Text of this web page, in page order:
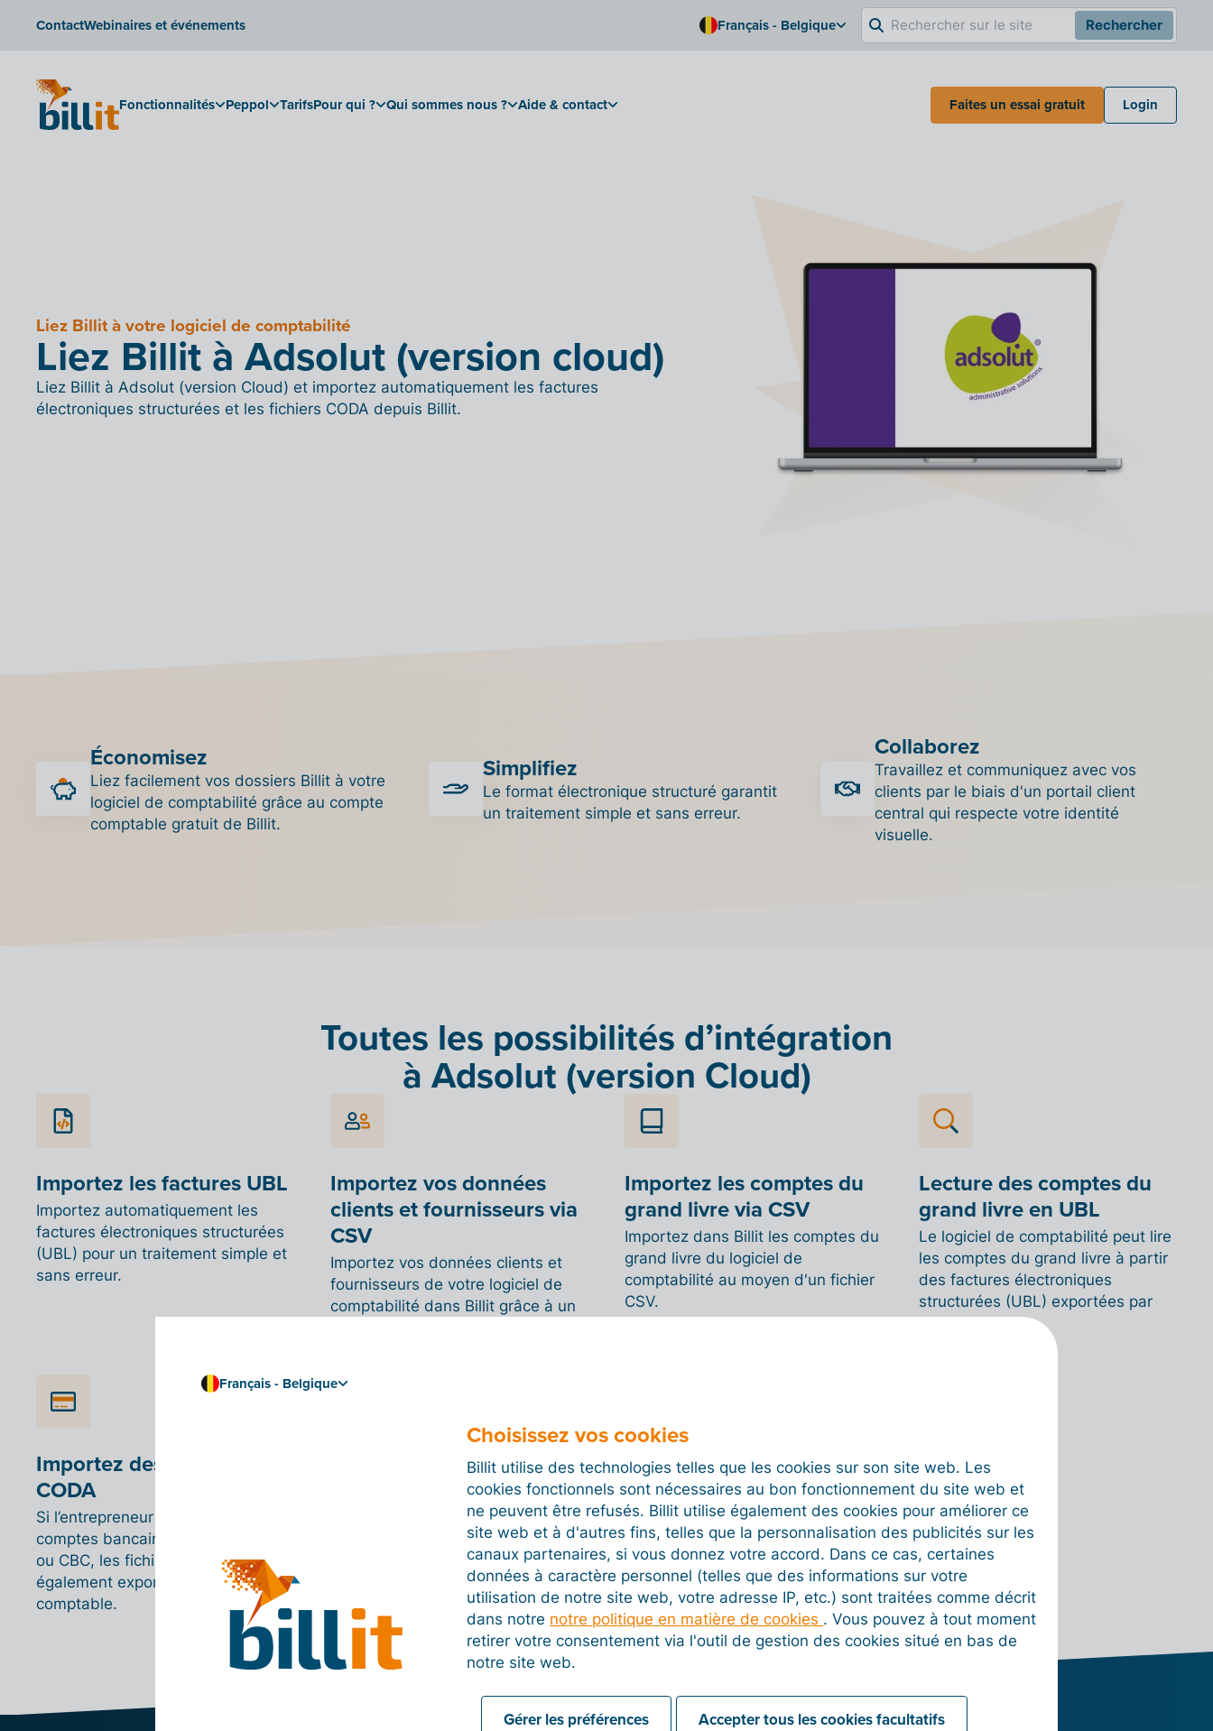
ContactWebinaires et événements Français - Belgique Rechercher
Fonctionnalités Peppol TarifsPour qui ? Qui sommes nous ? Aide & contact Faites un essai gratuit Login
Liez Billit à votre logiciel de comptabilité
Liez Billit à Adsolut (version cloud)
Liez Billit à Adsolut (version Cloud) et importez automatiquement les factures
électroniques structurées et les fichiers CODA depuis Billit.
Économisez
Liez facilement vos dossiers Billit à votre
logiciel de comptabilité grâce au compte
comptable gratuit de Billit.
Simplifiez
Le format électronique structuré garantit
un traitement simple et sans erreur.
Collaborez
Travaillez et communiquez avec vos
clients par le biais d'un portail client
central qui respecte votre identité
visuelle.
Toutes les possibilités d’intégration
à Adsolut (version Cloud)
Importez les factures UBL
Importez automatiquement les
factures électroniques structurées
(UBL) pour un traitement simple et
sans erreur.
Importez vos données
clients et fournisseurs via
CSV
Importez vos données clients et
fournisseurs de votre logiciel de
comptabilité dans Billit grâce à un
Importez les comptes du
grand livre via CSV
Importez dans Billit les comptes du
grand livre du logiciel de
comptabilité au moyen d'un fichier
CSV.
Lecture des comptes du
grand livre en UBL
Le logiciel de comptabilité peut lire
les comptes du grand livre à partir
des factures électroniques
structurées (UBL) exportées par
Importez des fichiers
CODA
Si l’entrepreneur dispose de
comptes bancaires liés via Billbank
ou CBC, les fichiers CODA seront
également exportés vers le logiciel
comptable.
Préparez-vous à l’avenir
Billit vous connecte, vous et vos
clients, au réseau Peppol grâce à
son propre point d'accès Peppol.
En savoir plus sur Peppol
Français - Belgique
Choisissez vos cookies
Billit utilise des technologies telles que les cookies sur son site web. Les
cookies fonctionnels sont nécessaires au bon fonctionnement du site web et
ne peuvent être refusés. Billit utilise également des cookies pour améliorer ce
site web et à d'autres fins, telles que la personnalisation des publicités sur les
canaux partenaires, si vous donnez votre accord. Dans ce cas, certaines
données à caractère personnel (telles que des informations sur votre
utilisation de notre site web, votre adresse IP, etc.) sont traitées comme décrit
dans notre notre politique en matière de cookies . Vous pouvez à tout moment
retirer votre consentement via l'outil de gestion des cookies situé en bas de
notre site web.
Gérer les préférences Accepter tous les cookies facultatifs